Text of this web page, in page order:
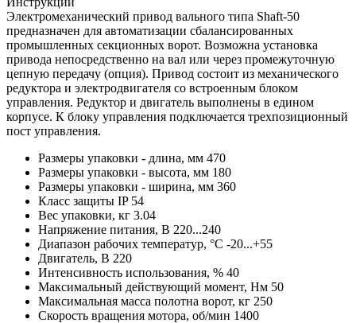
Электромеханический привод вального типа Shaft-50
предназначен для автоматизации сбалансированных
промышленных секционных ворот. Возможна установка
привода непосредственно на вал или через промежуточную
цепную передачу (опция). Привод состоит из механического
редуктора и электродвигателя со встроенным блоком
управления. Редуктор и двигатель выполнены в едином
корпусе. К блоку управления подключается трехпозиционный
пост управления.
Размеры упаковки - длина, мм 470
Размеры упаковки - высота, мм 180
Размеры упаковки - ширина, мм 360
Класс защиты IP 54
Вес упаковки, кг 3.04
Напряжение питания, В 220...240
Диапазон рабочих температур, °С -20...+55
Двигатель, В 220
Интенсивность использования, % 40
Максимальный действующий момент, Нм 50
Максимальная масса полотна ворот, кг 250
Скорость вращения мотора, об/мин 1400